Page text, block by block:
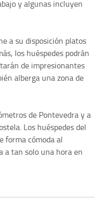
y algunas incluyen
a su disposición platos
los huéspedes podrán
de impresionantes
alberga una zona de
de Pontevedra y a
Los huéspedes del
forma cómoda al
a tan solo una hora en